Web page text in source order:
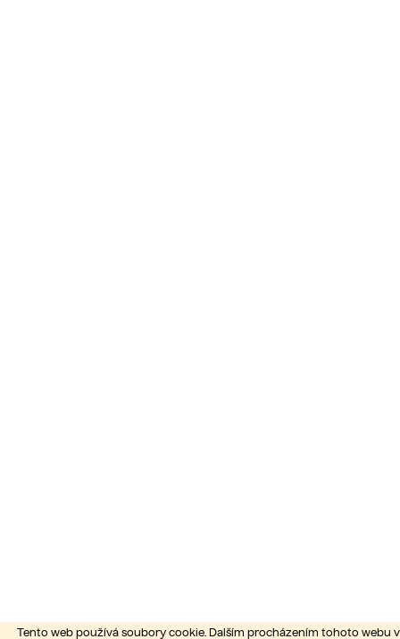
Tento web používá soubory cookie. Dalším procházením tohoto webu